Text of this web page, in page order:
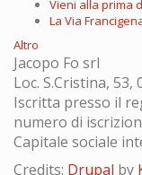
Vieni alla prima
La Via
Altro
Jacopo Fo srl
Loc. S.Cristina, 53,
Iscritta presso il
numero di
Capitale sociale
Credits: Drupal by